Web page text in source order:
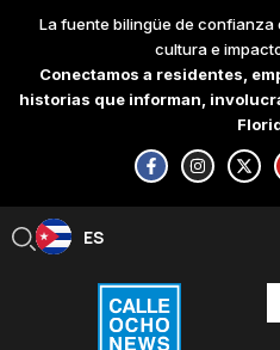
content
La fuente bilingüe de confianza
cultura e
Conectamos a residentes,
historias que informan,
F
a
c
e
-
f
I
n
s
t
X
-
t
w
ES
EN